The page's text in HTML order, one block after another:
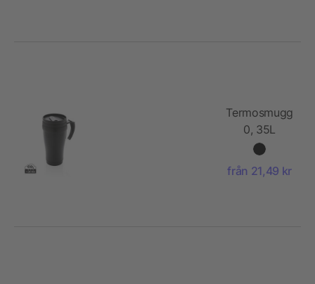
Termosmugg
0, 35L
från 21,49 kr